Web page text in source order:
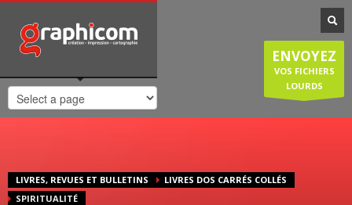
NOTRE SPÉCIALISATION
Notre entreprise familiale est spécialisée dans la cartographie, les
plans de ville, mais est également compétente en infographie, en
création graphique, en impression grâce à nos presses numériques
de haute qualité. Nous réalisons également des sites internet et
couvrons donc une large demande des entreprises et particuliers.
Vendredi: 8:30-12:30/14:00-18:00
Samedi/Dimanche: Fermé.
ENVOYEZ
VOS FICHIERS
LOURDS
LIVRES, REVUES ET BULLETINS
LIVRES DOS CARRÉS COLLÉS
SPIRITUALITÉ